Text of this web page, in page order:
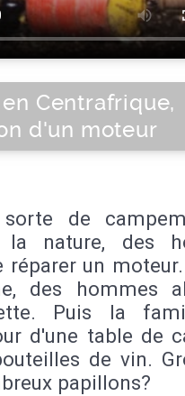
Centrafrique,
d'un moteur
sorte de
nature, des
réparer un
des hommes
Puis la
d'une table de
de vin.
papillons?